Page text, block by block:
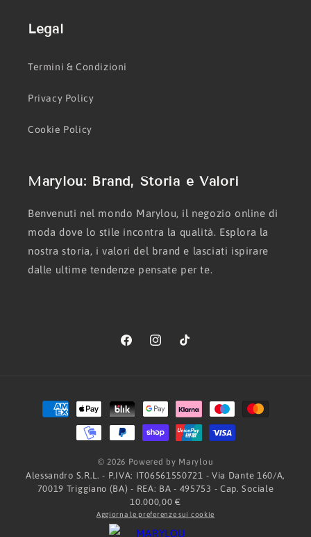
Legal
Termini & Condizioni
Privacy Policy
Cookie Policy
Marylou: Brand, Storia e Valori
Benvenuti nel mondo Marylou, il negozio online di
moda dove lo stile incontra la qualità. Esplora la
nostra storia, i valori del brand e lasciati ispirare
dalle ultime tendenze pensate per te.
FacebookInstagramTikTok
Metodi
di
pagamento
© 2026 Powered by Marylou
Alessandro S.R.L. - P.IVA: IT06561550721 - Via Dante 160/A,
70019 Triggiano (BA) - REA: BA - 495753 - Cap. Sociale
10.000,00 €
Aggiorna le preferenze sui cookie